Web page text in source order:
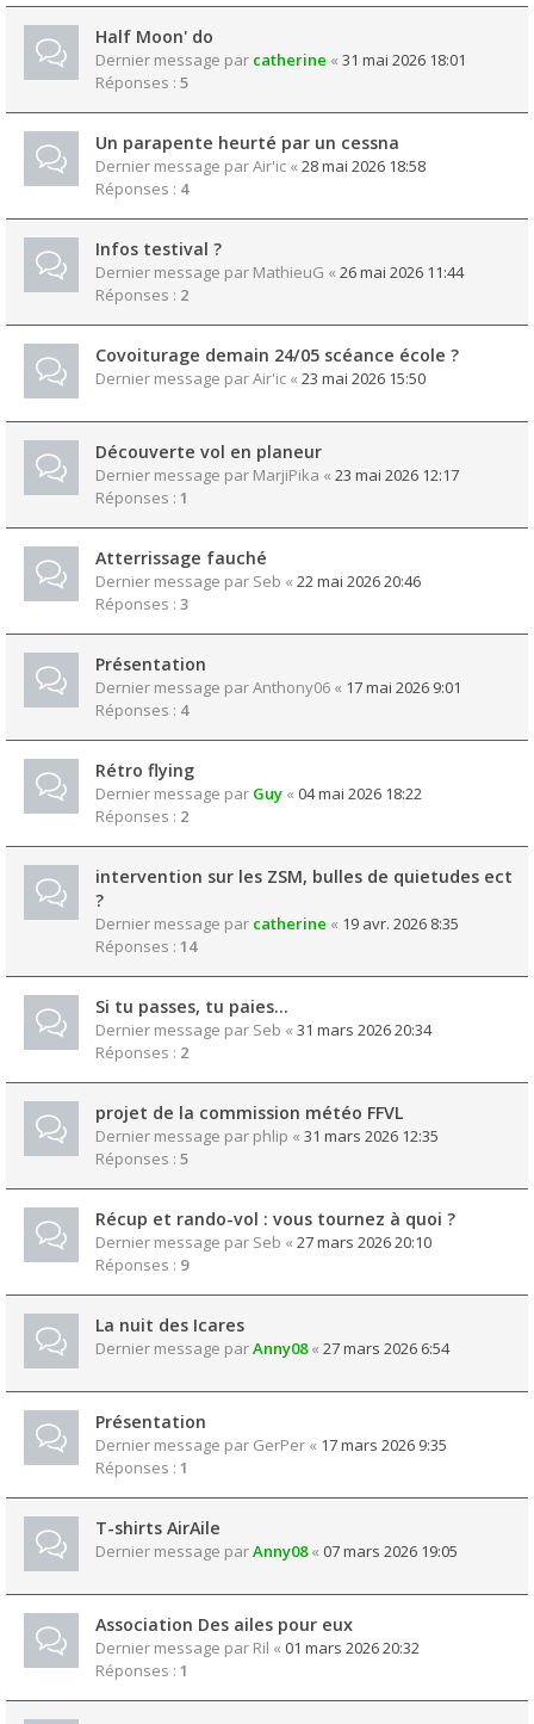
Half Moon' do
Dernier message par catherine « 31 mai 2026 18:01
Réponses : 5
Un parapente heurté par un cessna
Dernier message parAir'ic « 28 mai 2026 18:58
Réponses : 4
Infos testival ?
Dernier message par MathieuG « 26 mai 2026 11:44
Réponses : 2
Covoiturage demain 24/05 scéance école ?
Dernier message parAir'ic « 23 mai 2026 15:50
Découverte vol en planeur
Dernier message par MarjiPika « 23 mai 2026 12:17
Réponses : 1
Atterrissage fauché
Dernier message par Seb « 22 mai 2026 20:46
Réponses : 3
Présentation
Dernier message parAnthony06 « 17 mai 2026 9:01
Réponses : 4
Rétro flying
Dernier message par Guy « 04 mai 2026 18:22
Réponses : 2
intervention sur les ZSM, bulles de quietudes ect
?
Dernier message par catherine « 19 avr. 2026 8:35
Réponses : 14
Si tu passes, tu paies...
Dernier message par Seb « 31 mars 2026 20:34
Réponses : 2
projet de la commission météo FFVL
Dernier message par phlip « 31 mars 2026 12:35
Réponses : 5
Récup et rando-vol : vous tournez à quoi ?
Dernier message par Seb « 27 mars 2026 20:10
Réponses : 9
La nuit des Icares
Dernier message parAnny08« 27 mars 2026 6:54
Présentation
Dernier message par GerPer « 17 mars 2026 9:35
Réponses : 1
T-shirts AirAile
Dernier message parAnny08« 07 mars 2026 19:05
Association Des ailes pour eux
Dernier message par Ril « 01 mars 2026 20:32
Réponses : 1